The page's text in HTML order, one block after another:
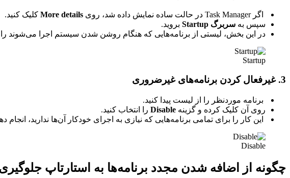
اگر Task Manager در حالت ساده نمایش داده شد، روی More details کلیک کنید.
سپس به سربرگ Startup
بروید.
در این بخش، لیستی از برنامه‌هایی که هنگام روشن شدن سیستم اجرا می‌شوند
Startup
3. غیرفعال کردن برنامه‌های غیرضروری
برنامه موردنظر را از لیست پیدا کنید.
روی آن کلیک کرده و گزینه Disable را انتخاب کنید.
این کار را برای تمامی برنامه‌هایی که نیازی به اجرای خودکار آن‌ها ندارید، انجام
Disable
چگونه از اضافه شدن مجدد برنامه‌ها به استارتاپ